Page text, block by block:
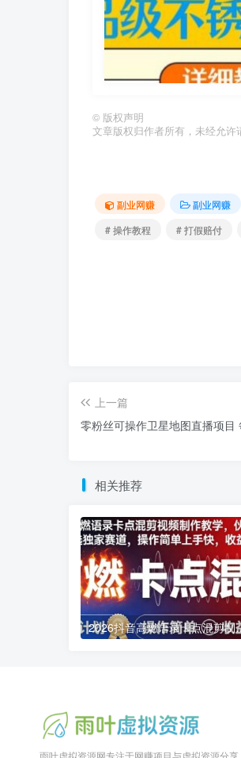
© 版权声明
文章版权归作者所有，未经允许
副业网赚
副业网赚
# 操作教程
# 打假赔付
上一篇
零粉丝可操作卫星地图直播项
相关推荐
2026抖音高燃语
雨叶虚拟资源网专注于网赚项目与虚拟资源分